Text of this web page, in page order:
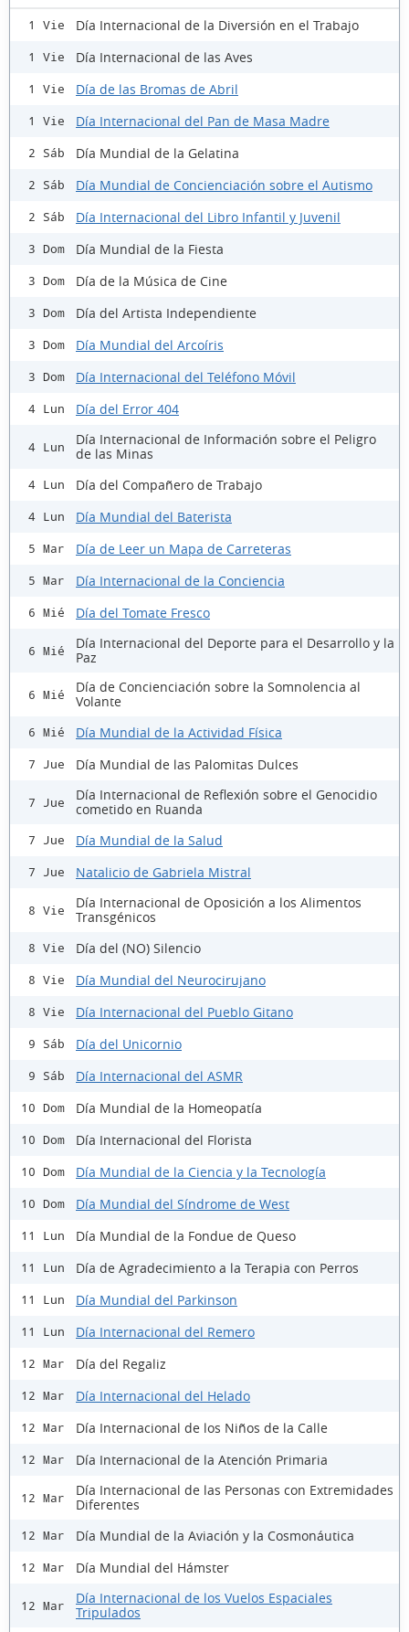
1 Vie Día Internacional de la Diversión en el Trabajo
1 Vie Día Internacional de las Aves
1 Vie Día de las Bromas de Abril
1 Vie Día Internacional del Pan de Masa Madre
2 Sáb Día Mundial de la Gelatina
2 Sáb Día Mundial de Concienciación sobre el Autismo
2 Sáb Día Internacional del Libro Infantil y Juvenil
3 Dom Día Mundial de la Fiesta
3 Dom Día de la Música de Cine
3 Dom Día del Artista Independiente
3 Dom Día Mundial del Arcoíris
3 Dom Día Internacional del Teléfono Móvil
4 Lun Día del Error 404
4 Lun
Día Internacional de Información sobre el Peligro
de las Minas
4 Lun Día del Compañero de Trabajo
4 Lun Día Mundial del Baterista
5 Mar Día de Leer un Mapa de Carreteras
5 Mar Día Internacional de la Conciencia
6 Mié Día del Tomate Fresco
6 Mié
Día Internacional del Deporte para el Desarrollo y la
Paz
6 Mié
Día de Concienciación sobre la Somnolencia al
Volante
6 Mié Día Mundial de la Actividad Física
7 Jue Día Mundial de las Palomitas Dulces
7 Jue
Día Internacional de Reflexión sobre el Genocidio
cometido en Ruanda
7 Jue Día Mundial de la Salud
7 Jue Natalicio de Gabriela Mistral
8 Vie
Día Internacional de Oposición a los Alimentos
Transgénicos
8 Vie Día del (NO) Silencio
8 Vie Día Mundial del Neurocirujano
8 Vie Día Internacional del Pueblo Gitano
9 Sáb Día del Unicornio
9 Sáb Día Internacional del ASMR
10 Dom Día Mundial de la Homeopatía
10 Dom Día Internacional del Florista
10 Dom Día Mundial de la Ciencia y la Tecnología
10 Dom Día Mundial del Síndrome de West
11 Lun Día Mundial de la Fondue de Queso
11 Lun Día de Agradecimiento a la Terapia con Perros
11 Lun Día Mundial del Parkinson
11 Lun Día Internacional del Remero
12 Mar Día del Regaliz
12 Mar Día Internacional del Helado
12 Mar Día Internacional de los Niños de la Calle
12 Mar Día Internacional de la Atención Primaria
12 Mar
Día Internacional de las Personas con Extremidades
Diferentes
12 Mar Día Mundial de la Aviación y la Cosmonáutica
12 Mar Día Mundial del Hámster
12 Mar
Día Internacional de los Vuelos Espaciales
Tripulados